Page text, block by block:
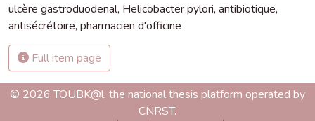
ulcère gastroduodenal, Helicobacter pylori, antibiotique,
antisécrétoire, pharmacien d'officine
Full item page
© 2026 TOUBK@l, the national thesis platform operated by
CNRST.